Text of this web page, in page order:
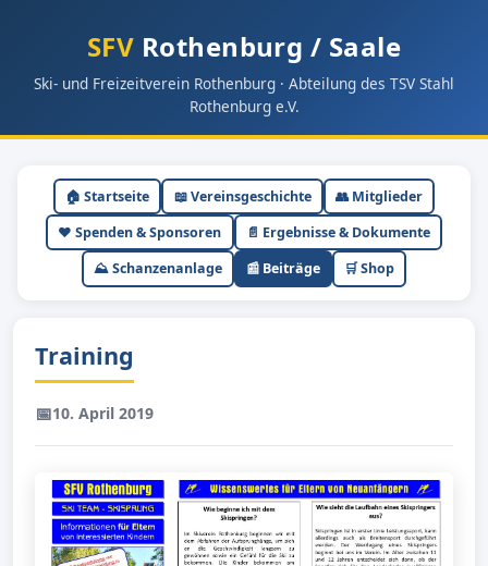
SFV Rothenburg / Saale
Ski- und Freizeitverein Rothenburg · Abteilung des TSV Stahl
Rothenburg e.V.
🏠 Startseite 📖 Vereinsgeschichte
👥 Mitglieder
❤️ Spenden & Sponsoren
📄 Ergebnisse & Dokumente
⛰ Schanzenanlage
📰 Beiträge 🛒 Shop
Training
📅10. April 2019